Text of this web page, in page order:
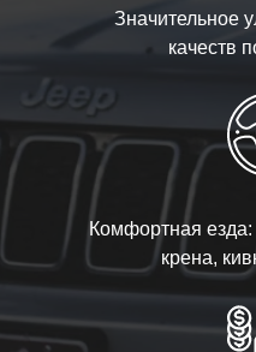
Значительное
качеств
Комфортная езда:
крена,